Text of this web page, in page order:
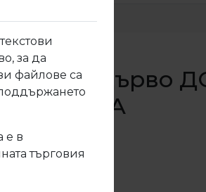
за да
файлове са
е в
търговия
Бяло дърво
НА